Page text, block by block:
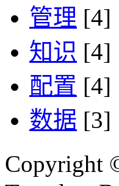
管理 [4]
知识 [4]
配置 [4]
数据 [3]
Copyright